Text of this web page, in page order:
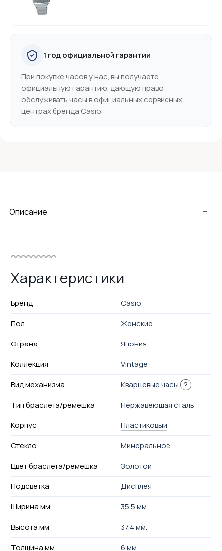
1 год официальной гарантии
При покупке часов у нас, вы получаете
официальную гарантию, дающую право
обслуживать часы в официальных сервисных
центрах бренда Casio.
-
Описание
Характеристики
Бренд
Casio
Пол
Женские
Страна
Япония
Коллекция
Vintage
Вид механизма
Кварцевые часы ?
Тип браслета/ремешка
Нержавеющая сталь
Корпус
Пластиковый
Стекло
Минеральное
Цвет браслета/ремешка
Золотой
Подсветка
Дисплея
Ширина мм
35.5 мм.
Высота мм
37.4 мм.
Толщина мм
6 мм.